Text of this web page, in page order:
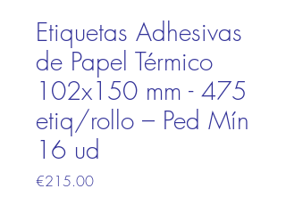
Etiquetas Adhesivas
de Papel Térmico
102x150 mm - 475
etiq/rollo – Ped Mín
16 ud
€215.00Price